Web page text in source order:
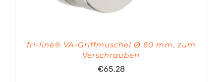
fri-line® VA-Griffmuschel Ø 60 mm, zum
Verschrauben
€65.28